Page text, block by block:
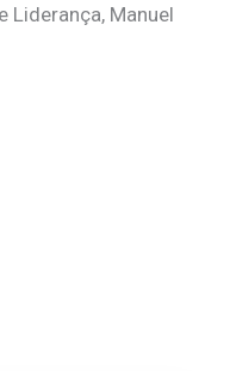
Liderança, Manuel